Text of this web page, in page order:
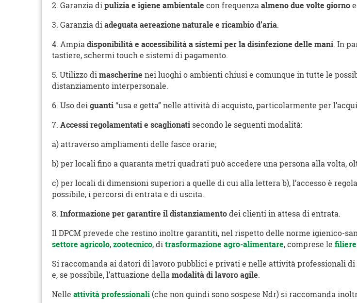
2. Garanzia di pulizia e igiene ambientale con frequenza almeno due volte giorno
3. Garanzia di adeguata aereazione naturale e ricambio d’aria.
4. Ampia disponibilità e accessibilità a sistemi per la disinfezione delle mani. In
tastiere, schermi touch e sistemi di pagamento.
5. Utilizzo di mascherine nei luoghi o ambienti chiusi e comunque in tutte le
distanziamento interpersonale.
6. Uso dei guanti “usa e getta” nelle attività di acquisto, particolarmente per
7. Accessi regolamentati e scaglionati secondo le seguenti modalità:
a) attraverso ampliamenti delle fasce orarie;
b) per locali fino a quaranta metri quadrati può accedere una persona alla volta,
c) per locali di dimensioni superiori a quelle di cui alla lettera b), l’accesso è
possibile, i percorsi di entrata e di uscita.
8. Informazione per garantire il distanziamento dei clienti in attesa di entrata.
Il DPCM prevede che restino inoltre garantiti, nel rispetto delle norme igienico-
settore agricolo, zootecnico, di trasformazione agro-alimentare, comprese le filiere
Si raccomanda ai datori di lavoro pubblici e privati e nelle attività professionali
e, se possibile, l’attuazione della modalità di lavoro agile.
Nelle attività professionali (che non quindi sono sospese Ndr) si raccomanda